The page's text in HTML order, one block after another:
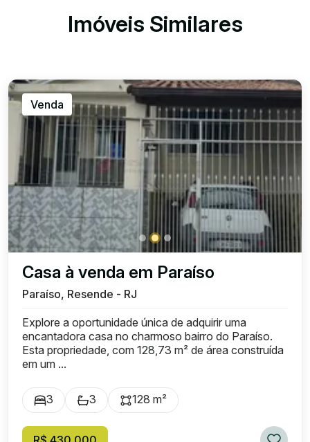
Imóveis Similares
Venda
Casa à venda em Paraíso
Paraíso, Resende - RJ
Explore a oportunidade única de adquirir uma
encantadora casa no charmoso bairro do Paraíso.
Esta propriedade, com 128,73 m² de área construída
em um ...
3 3 128 m²